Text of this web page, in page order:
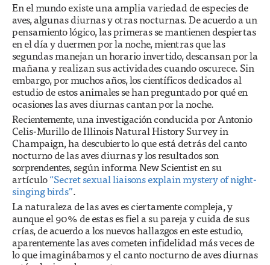
En el mundo existe una amplia variedad de especies de
aves, algunas diurnas y otras nocturnas. De acuerdo a un
pensamiento lógico, las primeras se mantienen despiertas
en el día y duermen por la noche, mientras que las
segundas manejan un horario invertido, descansan por la
mañana y realizan sus actividades cuando oscurece. Sin
embargo, por muchos años, los científicos dedicados al
estudio de estos animales se han preguntado por qué en
ocasiones las aves diurnas cantan por la noche.
Recientemente, una investigación conducida por Antonio
Celis-Murillo de Illinois Natural History Survey in
Champaign, ha descubierto lo que está detrás del canto
nocturno de las aves diurnas y los resultados son
sorprendentes, según informa New Scientist en su
artículo“Secret sexual liaisons explain mystery of night-
singing birds”.
La naturaleza de las aves es ciertamente compleja, y
aunque el 90% de estas es fiel a su pareja y cuida de sus
crías, de acuerdo a los nuevos hallazgos en este estudio,
aparentemente las aves cometen infidelidad más veces de
lo que imaginábamos y el canto nocturno de aves diurnas